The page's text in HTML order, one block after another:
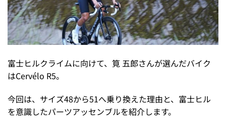
富士ヒルクライムに向けて、筧 五郎さんが選んだバイク
はCervélo R5。
今回は、サイズ48から51へ乗り換えた理由と、富士ヒル
を意識したパーツアッセンブルを紹介します。